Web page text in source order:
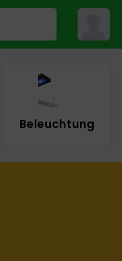
Beleuchtung